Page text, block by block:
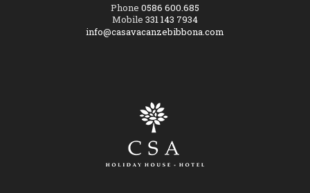
Phone 0586 600.685
Mobile 331 143 7934
info@casavacanzebibbona.com